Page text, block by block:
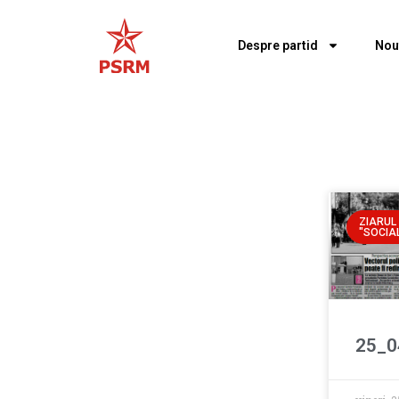
Despre partid
ZIARUL